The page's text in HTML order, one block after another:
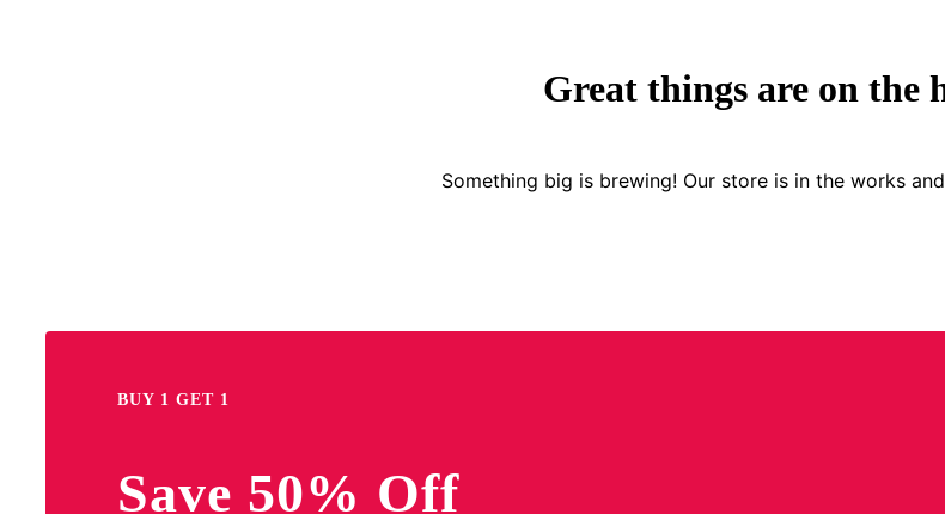
Great things are on the
Something big is brewing! Our store is in the works
BUY 1 GET 1
Save 50% Off